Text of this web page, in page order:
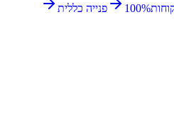
100% פנייה כללית